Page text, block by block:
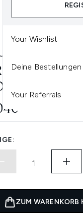
Your Wishlist
Deine Bestellungen
Your Referrals
ZUM WARENKORB